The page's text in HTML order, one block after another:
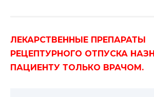
ЛЕКАРСТВЕННЫЕ ПРЕПАРАТЫ
РЕЦЕПТУРНОГО ОТПУСКА
ПАЦИЕНТУ ТОЛЬКО ВРАЧОМ.